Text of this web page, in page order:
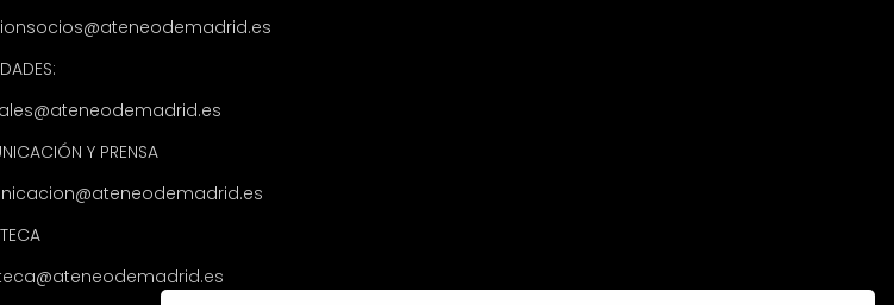
Y PRENSA